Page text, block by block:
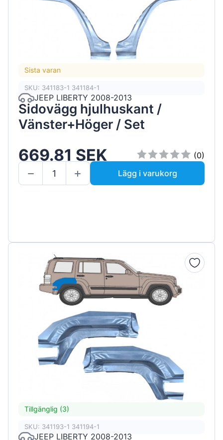
Sista varan
SKU: 341183-1 341184-1
JEEP LIBERTY 2008-2013
Sidovägg hjulhuskant /
Vänster+Höger / Set
669.81 SEK
(0)
Lägg i varukorg
Tillgänglig (3)
SKU: 341193-1 341194-1
JEEP LIBERTY 2008-2013